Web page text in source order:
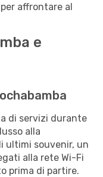
affrontare al
e
di servizi durante
alla
ultimi souvenir, un
alla rete Wi-Fi
prima di partire.